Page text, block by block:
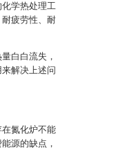
学热处理工
疲劳性、耐
白白流失，
解决上述问
氮化炉不能
源的缺点，